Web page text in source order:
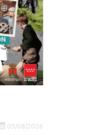
05/08/2026